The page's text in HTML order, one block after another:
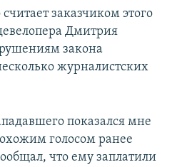
заказчиком этого
Дмитрия
закона
журналистских
показался мне
голосом ранее
что ему заплатили